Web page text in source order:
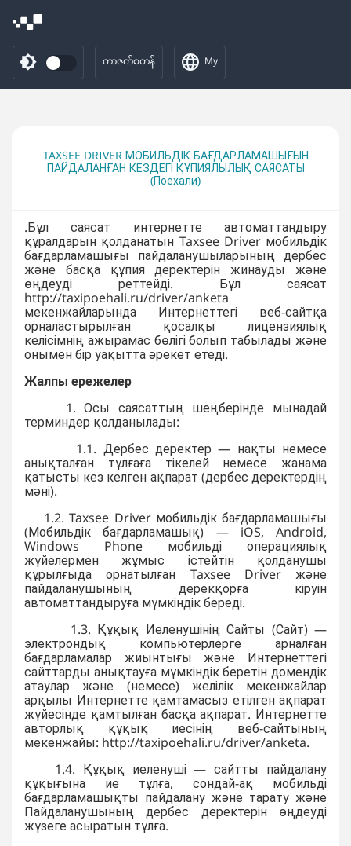
ကာဇက်စတန် My
TAXSEE DRIVER МОБИЛЬДІК БАҒДАРЛАМАШЫҒЫН
ПАЙДАЛАНҒАН КЕЗДЕГІ ҚҰПИЯЛЫЛЫҚ САЯСАТЫ
(Поехали)
.Бұл саясат интернетте автоматтандыру
құралдарын қолданатын Taxsee Driver мобильдік
бағдарламашығы пайдаланушыларының дербес
және басқа құпия деректерін жинауды және
өңдеуді реттейді. Бұл саясат
http://taxipoehali.ru/driver/anketa
мекенжайларында Интернеттегі веб-сайтқа
орналастырылған қосалқы лицензиялық
келісімнің ажырамас бөлігі болып табылады және
онымен бір уақытта әрекет етеді.
Жалпы ережелер
1. Осы саясаттың шеңберінде мынадай
терминдер қолданылады:
1.1. Дербес деректер — нақты немесе
анықталған тұлғаға тікелей немесе жанама
қатысты кез келген ақпарат (дербес деректердің
мәні).
1.2. Taxsee Driver мобильдік бағдарламашығы
(Мобильдік бағдарламашық) — iOS, Android,
Windows Phone мобильді операциялық
жүйелермен жұмыс істейтін қолданушы
құрылғыда орнатылған Taxsee Driver және
пайдаланушының дерекқорға кіруін
автоматтандыруға мүмкіндік береді.
1.3. Құқық Иеленушінің Сайты (Сайт) —
электрондық компьютерлерге арналған
бағдарламалар жиынтығы және Интернеттегі
сайттарды анықтауға мүмкіндік беретін домендік
атаулар және (немесе) желілік мекенжайлар
арқылы Интернетте қамтамасыз етілген ақпарат
жүйесінде қамтылған басқа ақпарат. Интернетте
авторлық құқық иесінің веб-сайтының
мекенжайы: http://taxipoehali.ru/driver/anketa.
1.4. Құқық иеленуші — сайтты пайдалану
құқығына ие тұлға, сондай-ақ мобильді
бағдарламашықты пайдалану және тарату және
Пайдаланушының дербес деректерін өңдеуді
жүзеге асыратын тұлға.